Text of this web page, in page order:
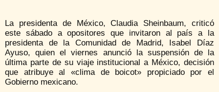
La presidenta de México, Claudia Sheinbaum, criticó
este sábado a opositores que invitaron al país a la
presidenta de la Comunidad de Madrid, Isabel Díaz
Ayuso, quien el viernes anunció la suspensión de la
última parte de su viaje institucional a México, decisión
que atribuye al «clima de boicot» propiciado por el
Gobierno mexicano.